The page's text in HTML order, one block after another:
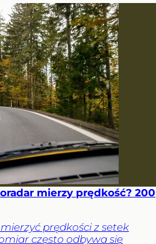
mierzy prędkość? 200
prędkości z setek
często odbywa się